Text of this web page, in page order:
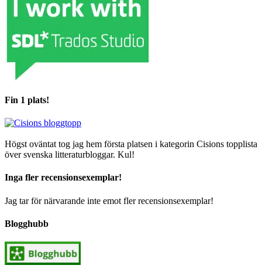
Fin 1 plats!
Högst oväntat tog jag hem första platsen i kategorin Cisions topplista
över svenska litteraturbloggar. Kul!
Inga fler recensionsexemplar!
Jag tar för närvarande inte emot fler recensionsexemplar!
Blogghubb